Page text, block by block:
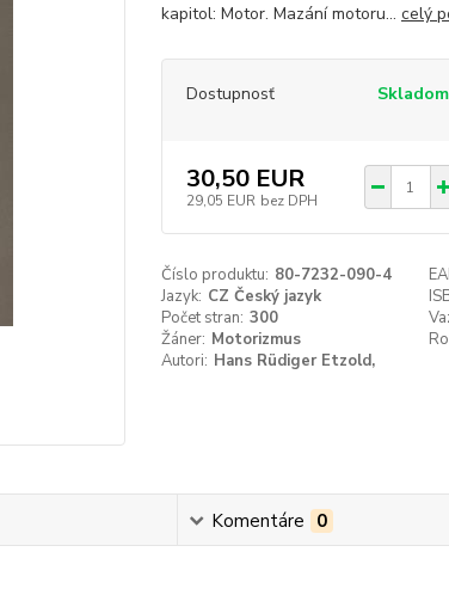
kapitol: Motor. Mazání motoru... celý
Dostupnosť Skladom
30,50 EUR
29,05 EUR bez DPH
Číslo produktu: 80-7232-090-4
Jazyk: CZ Český jazyk
Počet stran: 300
Žáner: Motorizmus
Autori: Hans Rüdiger Etzold,
Komentáre 0